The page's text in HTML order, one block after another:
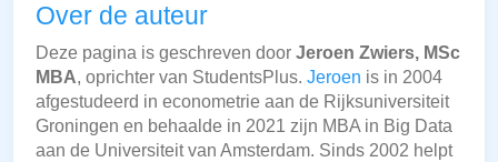
Over de auteur
Deze pagina is geschreven door Jeroen Zwiers, MSc
MBA, oprichter van StudentsPlus. Jeroen is in 2004
afgestudeerd in econometrie aan de Rijksuniversiteit
Groningen en behaalde in 2021 zijn MBA in Big Data
aan de Universiteit van Amsterdam. Sinds 2002 helpt